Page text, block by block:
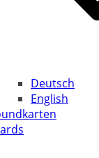
Deutsch
English